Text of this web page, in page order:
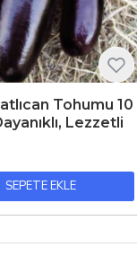
Tohumu 10
Lezzetli
SEPETE EKLE